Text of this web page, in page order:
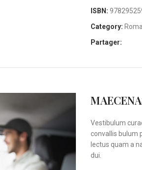
ISBN:
Category:
Partager:
Vestibulum
convallis bulum
lectus quam a
dui.